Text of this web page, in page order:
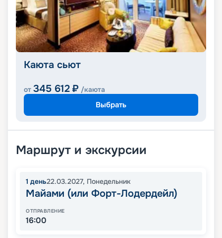
Каюта сьют
от 345 612 ₽ /каюта
Выбрать
Маршрут и экскурсии
1 день22.03.2027, Понедельник
Майами (или Форт-Лодердейл)
ОТПРАВЛЕНИЕ
16:00